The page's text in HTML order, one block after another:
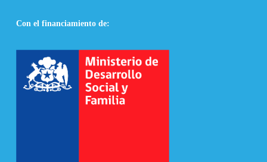
Con el financiamiento de: